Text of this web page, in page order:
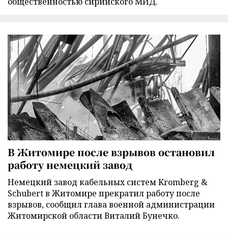
В Житомире после взрывов остановил
работу немецкий завод
Немецкий завод кабельных систем Kromberg &
Schubert в Житомире прекратил работу после
взрывов, сообщил глава военной администрации
Житомирской области Виталий Бунечко.